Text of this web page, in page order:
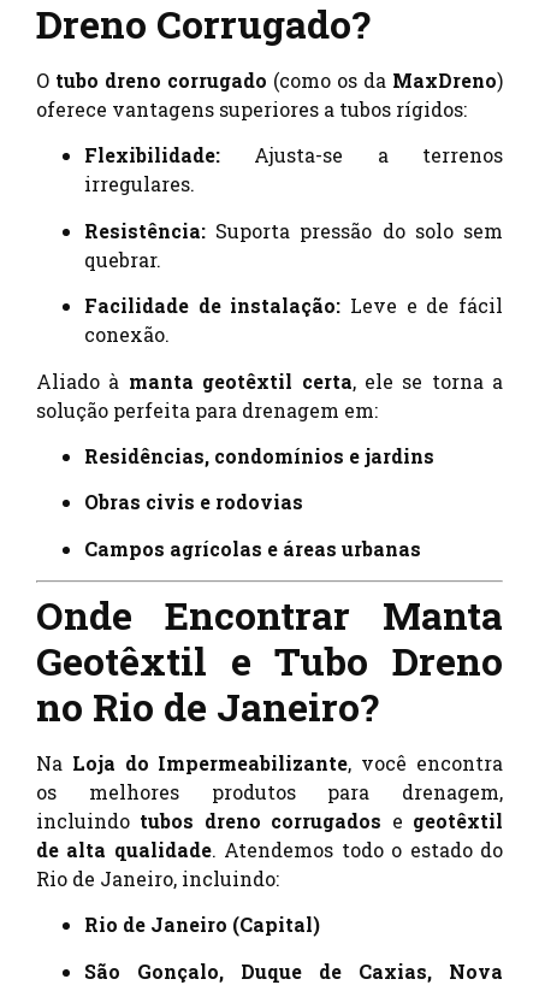
Dreno Corrugado?
O tubo dreno corrugado (como os da MaxDreno)
oferece vantagens superiores a tubos rígidos:
Flexibilidade: Ajusta-se a terrenos
irregulares.
Resistência: Suporta pressão do solo sem
quebrar.
Facilidade de instalação: Leve e de fácil
conexão.
Aliado à manta geotêxtil certa, ele se torna a
solução perfeita para drenagem em:
Residências, condomínios e jardins
Obras civis e rodovias
Campos agrícolas e áreas urbanas
Onde Encontrar Manta
Geotêxtil e Tubo Dreno
no Rio de Janeiro?
Na Loja do Impermeabilizante, você encontra
os melhores produtos para drenagem,
incluindo tubos dreno corrugados e geotêxtil
de alta qualidade. Atendemos todo o estado do
Rio de Janeiro, incluindo:
Rio de Janeiro (Capital)
São Gonçalo, Duque de Caxias, Nova